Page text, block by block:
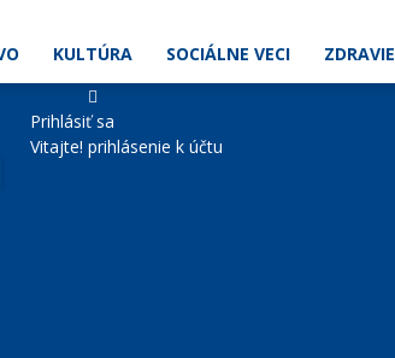
KULTÚRA SOCIÁLNE VECI ZDRAVIE
Prihlásiť sa
Vitajte! prihlásenie k účtu